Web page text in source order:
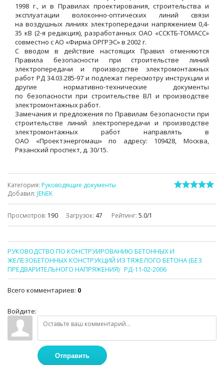
1998 г., и в Правилах проектирования, строительства и
эксплуатации волоконно-оптических линий связи
на воздушных линиях электропередачи напряжением 0,4-
35 кВ (2-я редакция), разработанных ОАО «ССКТБ-ТОМАСС»
совместно с АО «Фирма ОРГРЭС» в 2002 г.
С вводом в действие настоящих Правил отменяются
Правила безопасности при строительстве линий
электропередачи и производстве электромонтажных
работ РД 34.03.285-97 и подлежат пересмотру инструкции и
другие нормативно-технические документы
по безопасности при строительстве ВЛ и производстве
электромонтажных работ.
Замечания и предложения по Правилам безопасности при
строительстве линий электропередачи и производстве
электромонтажных работ направлять в
ОАО «Проектэнергомаш» по адресу: 109428, Москва,
Рязанский проспект, д. 30/15.
Категория: Руководящие документы
Добавил: JENEK
Просмотров: 190 Загрузок: 47 Рейтинг: 5.0/1
РУКОВОДСТВО ПО КОНСТРУИРОВАНИЮ БЕТОННЫХ И
ЖЕЛЕЗОБЕТОННЫХ КОНСТРУКЦИЙ ИЗ ТЯЖЕЛОГО БЕТОНА (БЕЗ
ПРЕДВАРИТЕЛЬНОГО НАПРЯЖЕНИЯ) РД-11-02-2006
Всего комментариев: 0
Войдите:
Отправить